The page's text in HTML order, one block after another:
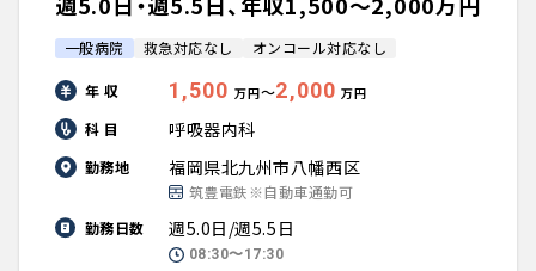
一般病院 救急対応なし オンコール対応なし
年 収 1,500 万円〜2,000 万円
科 目 呼吸器内科
勤務地 福岡県北九州市八幡西区
筑豊電鉄※自動車通勤可
勤務日数
週5.0日/週5.5日
08:30〜17:30